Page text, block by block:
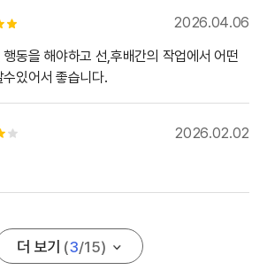
2026.04.06
동을 해야하고 선,후배간의 작업에서 어떤
있어서 좋습니다.
2026.02.02
더 보기 (3/15)